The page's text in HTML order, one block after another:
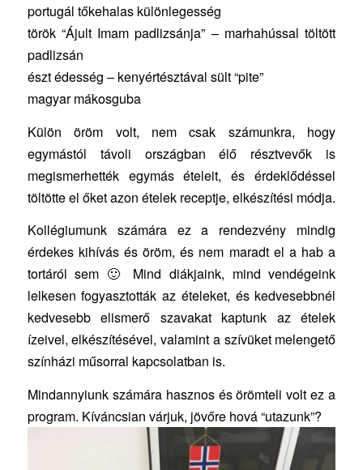
portugál tőkehalas különlegesség
török “Ájult Imam padlizsánja” – marhahússal töltött
padlizsán
észt édesség – kenyértésztával sült “pite”
magyar mákosguba
Külön öröm volt, nem csak számunkra, hogy
egymástól távoli országban élő résztvevők is
megismerhették egymás ételeit, és érdeklődéssel
töltötte el őket azon ételek receptje, elkészítési módja.
Kollégiumunk számára ez a rendezvény mindig
érdekes kihívás és öröm, és nem maradt el a hab a
tortáról sem 🙂 Mind diákjaink, mind vendégeink
lelkesen fogyasztották az ételeket, és kedvesebbnél
kedvesebb elismerő szavakat kaptunk az ételek
ízeivel, elkészítésével, valamint a szívüket melengető
színházi műsorral kapcsolatban is.
Mindannyiunk számára hasznos és örömteli volt ez a
program. Kíváncsian várjuk, jövőre hová “utazunk”?